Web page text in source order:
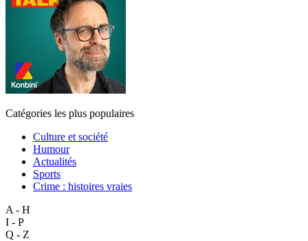
Catégories les plus populaires
Culture et société
Humour
Actualités
Sports
Crime : histoires vraies
A - H
I - P
Q - Z